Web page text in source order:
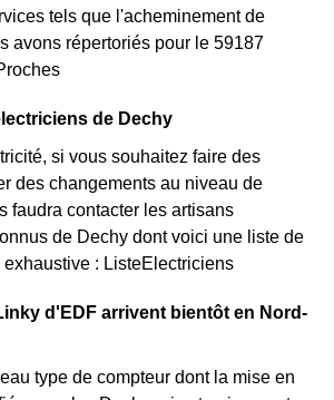
tels que l'acheminement de
avons répertoriés pour le 59187
de Dechy
si vous souhaitez faire des
des changements au niveau de
faudra contacter les artisans
de Dechy dont voici une liste de
: ListeElectriciens
d'EDF arrivent bientôt en Nord-
type de compteur dont la mise en